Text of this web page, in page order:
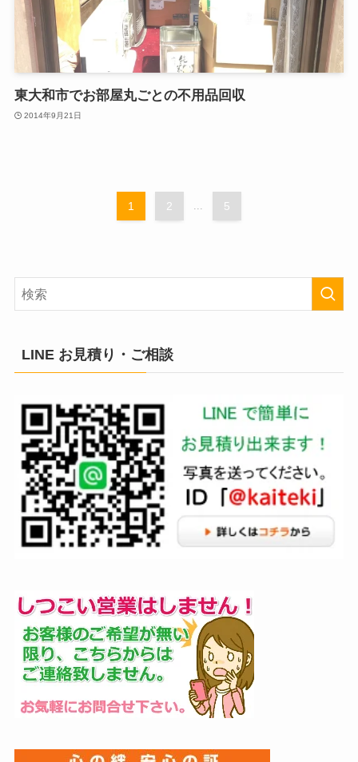
東大和市でお部屋丸ごとの不用品回収
2014年9月21日
1 2 ... 5
LINE お見積り・ご相談